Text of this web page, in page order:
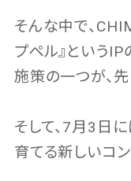
そんな中で、
プペル』という
施策の一つが、
そして、7月3日
育てる新しいコ